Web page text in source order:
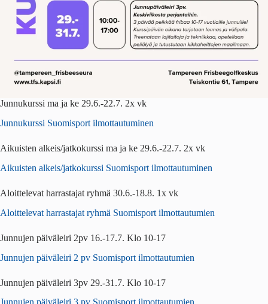
Junnukurssi ma ja ke 29.6.-22.7. 2x vk
Junnukurssi Suomisport ilmottautuminen
Aikuisten alkeis/jatkokurssi ma ja ke 29.6.-22.7. 2x vk
Aikuisten alkeis/jatkokurssi Suomisport ilmottautuminen
Aloittelevat harrastajat ryhmä 30.6.-18.8. 1x vk
Aloittelevat harrastajat ryhmä Suomisport ilmottautumien
Junnujen päiväleiri 2pv 16.-17.7. Klo 10-17
Junnujen päiväleiri 2 pv Suomisport ilmottautumien
Junnujen päiväleiri 3pv 29.-31.7. Klo 10-17